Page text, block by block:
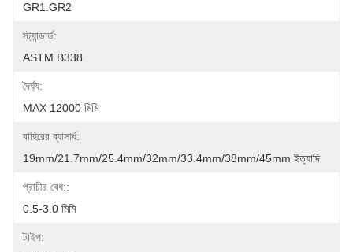
GR1.GR2
স্ট্যান্ডার্ড:
ASTM B338
দৈর্ঘ্য:
MAX 12000 মিমি
বাহিরের ব্যাসার্ধ:
19mm/21.7mm/25.4mm/32mm/33.4mm/38mm/45mm ইত্যাদি
প্রাচীর বেধ::
0.5-3.0 মিমি
টাইপ: